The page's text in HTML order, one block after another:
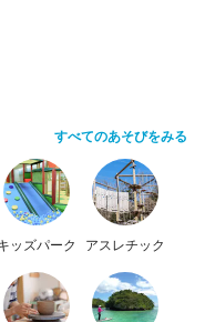
すべてのあそびをみる
ッズパーク アスレチック